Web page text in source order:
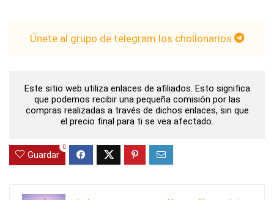
Únete al grupo de telegram los chollonarios
Este sitio web utiliza enlaces de afiliados. Esto significa
que podemos recibir una pequeña comisión por las
compras realizadas a través de dichos enlaces, sin que
el precio final para ti se vea afectado.
Guardar
0